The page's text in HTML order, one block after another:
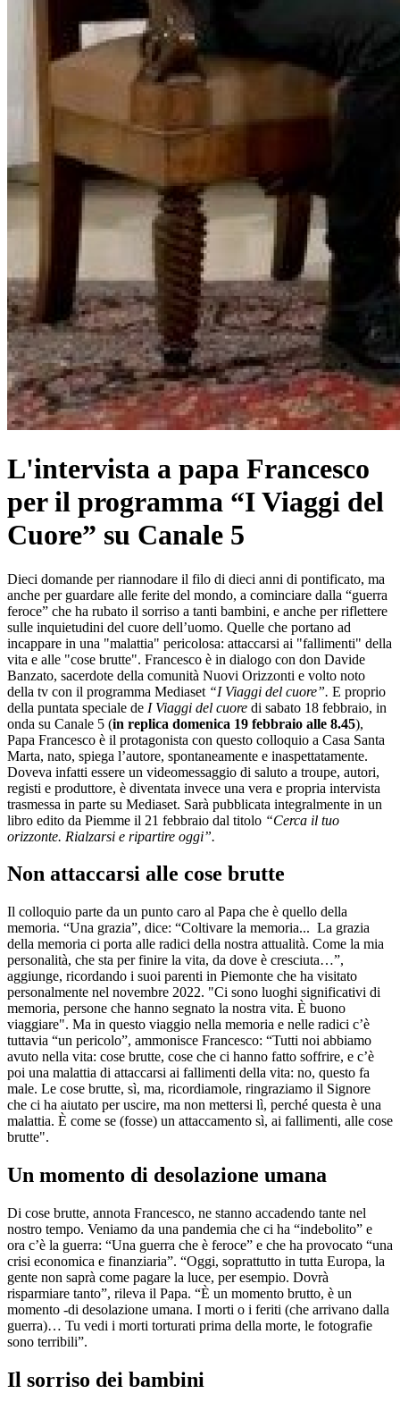
L'intervista a papa Francesco
per il programma “I Viaggi del
Cuore” su Canale 5
Dieci domande per riannodare il filo di dieci anni di pontificato, ma
anche per guardare alle ferite del mondo, a cominciare dalla “guerra
feroce” che ha rubato il sorriso a tanti bambini, e anche per riflettere
sulle inquietudini del cuore dell’uomo. Quelle che portano ad
incappare in una "malattia" pericolosa: attaccarsi ai "fallimenti" della
vita e alle "cose brutte". Francesco è in dialogo con don Davide
Banzato, sacerdote della comunità Nuovi Orizzonti e volto noto
della tv con il programma Mediaset “I Viaggi del cuore”. E proprio
della puntata speciale de I Viaggi del cuore di sabato 18 febbraio, in
onda su Canale 5 (in replica domenica 19 febbraio alle 8.45),
Papa Francesco è il protagonista con questo colloquio a Casa Santa
Marta, nato, spiega l’autore, spontaneamente e inaspettatamente.
Doveva infatti essere un videomessaggio di saluto a troupe, autori,
registi e produttore, è diventata invece una vera e propria intervista
trasmessa in parte su Mediaset. Sarà pubblicata integralmente in un
libro edito da Piemme il 21 febbraio dal titolo “Cerca il tuo
orizzonte. Rialzarsi e ripartire oggi”.
Non attaccarsi alle cose brutte
Il colloquio parte da un punto caro al Papa che è quello della
memoria. “Una grazia”, dice: “Coltivare la memoria... La grazia
della memoria ci porta alle radici della nostra attualità. Come la mia
personalità, che sta per finire la vita, da dove è cresciuta…”,
aggiunge, ricordando i suoi parenti in Piemonte che ha visitato
personalmente nel novembre 2022. "Ci sono luoghi significativi di
memoria, persone che hanno segnato la nostra vita. È buono
viaggiare". Ma in questo viaggio nella memoria e nelle radici c’è
tuttavia “un pericolo”, ammonisce Francesco: “Tutti noi abbiamo
avuto nella vita: cose brutte, cose che ci hanno fatto soffrire, e c’è
poi una malattia di attaccarsi ai fallimenti della vita: no, questo fa
male. Le cose brutte, sì, ma, ricordiamole, ringraziamo il Signore
che ci ha aiutato per uscire, ma non mettersi lì, perché questa è una
malattia. È come se (fosse) un attaccamento sì, ai fallimenti, alle cose
brutte".
Un momento di desolazione umana
Di cose brutte, annota Francesco, ne stanno accadendo tante nel
nostro tempo. Veniamo da una pandemia che ci ha “indebolito” e
ora c’è la guerra: “Una guerra che è feroce” e che ha provocato “una
crisi economica e finanziaria”. “Oggi, soprattutto in tutta Europa, la
gente non saprà come pagare la luce, per esempio. Dovrà
risparmiare tanto”, rileva il Papa. “È un momento brutto, è un
momento -di desolazione umana. I morti o i feriti (che arrivano dalla
guerra)… Tu vedi i morti torturati prima della morte, le fotografie
sono terribili”.
Il sorriso dei bambini